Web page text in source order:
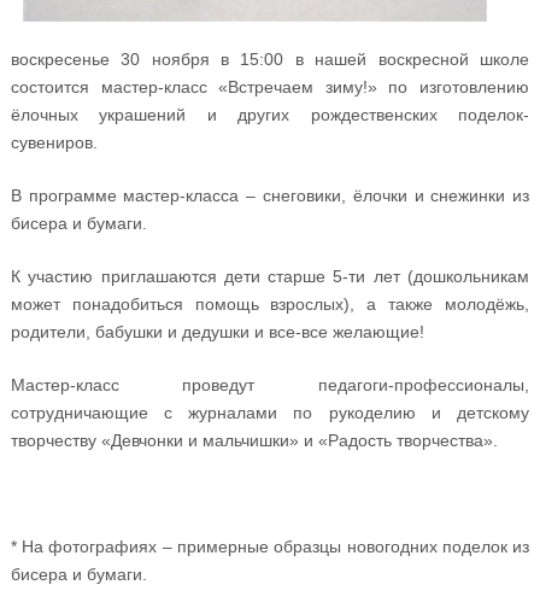
воскресенье 30 ноября в 15:00 в нашей воскресной школе
состоится мастер-класс «Встречаем зиму!» по изготовлению
ёлочных украшений и других рождественских поделок-
сувениров.
В программе мастер-класса – снеговики, ёлочки и снежинки из
бисера и бумаги.
К участию приглашаются дети старше 5-ти лет (дошкольникам
может понадобиться помощь взрослых), а также молодёжь,
родители, бабушки и дедушки и все-все желающие!
Мастер-класс проведут педагоги-профессионалы,
сотрудничающие с журналами по рукоделию и детскому
творчеству «Девчонки и мальчишки» и «Радость творчества».
* На фотографиях – примерные образцы новогодних поделок из
бисера и бумаги.